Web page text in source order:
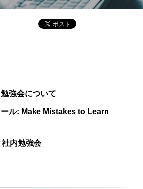
強会について
ル: Make Mistakes to Learn
内勉強会